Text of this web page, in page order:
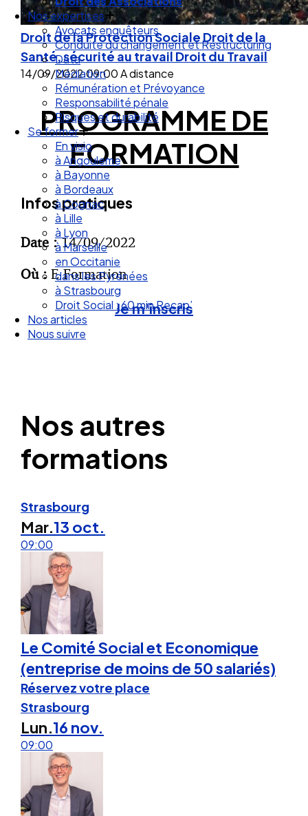
Nos expertises
Avocats enquêteurs
Conduite du changement et Restructuring
Data
Médiation
Rémunération et Prévoyance
Responsabilité pénale
Risques et durabilité
Se former
En visio
à Angouleme
à Bayonne
à Bordeaux
à Cognac
à Lille
à Lyon
à Marseille
en Occitanie
dans les Pyrénées
à Strasbourg
Droit Social : 60 min Recap’
Nos articles
Nous suivre
Droit de la Protection SocialeDroit de la
Santé, sécurité au travail Droit du Travail
14/09/202209:00A distance
PROGRAMME DE
FORMATION
Infos pratiques
Date :14/09/2022
Où :E Formation
Je m'inscris
Nos autres
formations
Strasbourg
Mar.13 oct.
09:00
Le Comité Social et Economique
(entreprise de moins de 50 salariés)
Réservez votre place
Strasbourg
Lun.16 nov.
09:00